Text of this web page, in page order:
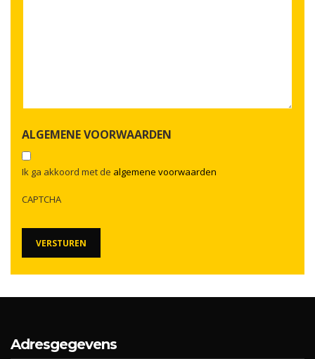
ALGEMENE VOORWAARDEN
Ik ga akkoord met de algemene voorwaarden
CAPTCHA
Adresgegevens